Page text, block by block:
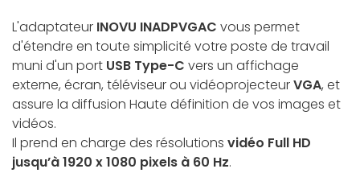
L'adaptateur INOVU INADPVGAC vous permet
d'étendre en toute simplicité votre poste de travail
muni d'un port USB Type-C vers un affichage
externe, écran, téléviseur ou vidéoprojecteurVGA, et
assure la diffusion Haute définition de vos images et
vidéos.
Il prend en charge des résolutions vidéo Full HD
jusqu’à 1920 x 1080 pixels à 60 Hz.